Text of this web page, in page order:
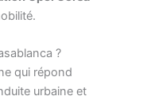
?
qui répond
urbaine et